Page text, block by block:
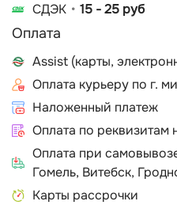
СДЭК
15 - 25 руб
Оплата
Assist (карты,
Оплата курьеру по г.
Наложенный платеж
Оплата по реквизитам
Оплата при
Гомель, Витебск,
Карты рассрочки